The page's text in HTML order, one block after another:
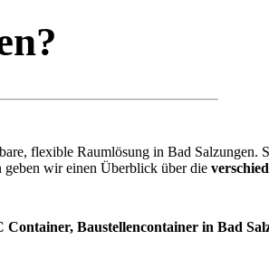
flexible Raumlösung in Bad Salzungen.
geben wir einen Überblick über die
Baustellencontainer in Bad